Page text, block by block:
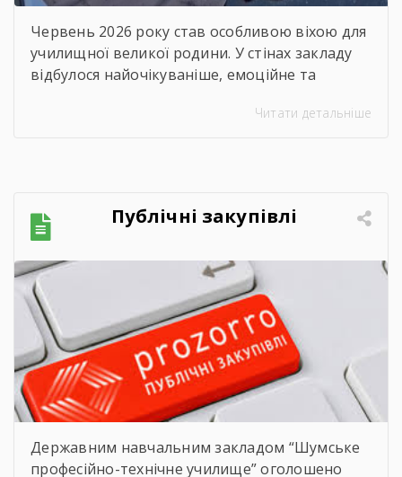
Червень 2026 року став особливою віхою для
училищної великої родини. У стінах закладу
відбулося найочікуваніше, емоційне та
Цього дня ми офіційно провели у доросле
своєї мети. Урочиста подія розпочалася з
хвилини мовчання. Схиливши голови, […]
Читати детальніше
Публічні закупівлі
Державним навчальним закладом “Шумське
професійно-технічне училище” оголошено